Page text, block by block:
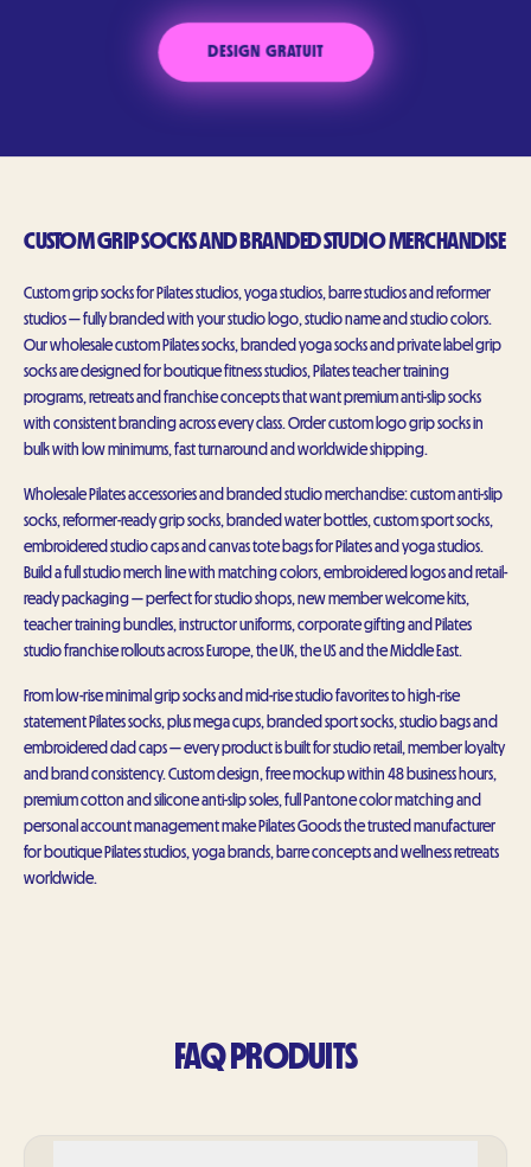
DESIGN GRATUIT
CUSTOM GRIP SOCKS AND BRANDED STUDIO MERCHANDISE
Custom grip socks for Pilates studios, yoga studios, barre studios and reformer
studios — fully branded with your studio logo, studio name and studio colors.
Our wholesale custom Pilates socks, branded yoga socks and private label grip
socks are designed for boutique fitness studios, Pilates teacher training
programs, retreats and franchise concepts that want premium anti-slip socks
with consistent branding across every class. Order custom logo grip socks in
bulk with low minimums, fast turnaround and worldwide shipping.
Wholesale Pilates accessories and branded studio merchandise: custom anti-slip
socks, reformer-ready grip socks, branded water bottles, custom sport socks,
embroidered studio caps and canvas tote bags for Pilates and yoga studios.
Build a full studio merch line with matching colors, embroidered logos and retail-
ready packaging — perfect for studio shops, new member welcome kits,
teacher training bundles, instructor uniforms, corporate gifting and Pilates
studio franchise rollouts across Europe, the UK, the US and the Middle East.
From low-rise minimal grip socks and mid-rise studio favorites to high-rise
statement Pilates socks, plus mega cups, branded sport socks, studio bags and
embroidered dad caps — every product is built for studio retail, member loyalty
and brand consistency. Custom design, free mockup within 48 business hours,
premium cotton and silicone anti-slip soles, full Pantone color matching and
personal account management make Pilates Goods the trusted manufacturer
for boutique Pilates studios, yoga brands, barre concepts and wellness retreats
worldwide.
FAQ PRODUITS